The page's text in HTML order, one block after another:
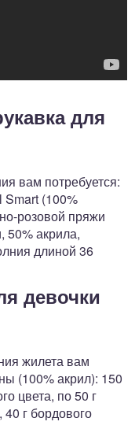
для
вам потребуется:
Smart (100%
розовой пряжи
50% акрила,
длиной 36
девочки
жилета вам
(100% акрил): 150
цвета, по 50 г
40 г бордового